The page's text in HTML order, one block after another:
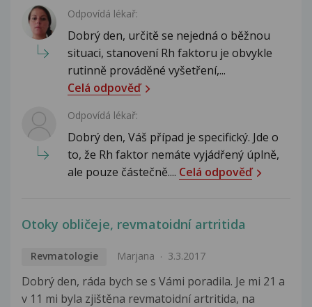
Odpovídá lékař:
Dobrý den, určitě se nejedná o běžnou
situaci, stanovení Rh faktoru je obvykle
rutinně prováděné vyšetření,...
Celá odpověď
Odpovídá lékař:
Dobrý den, Váš případ je specifický. Jde o
to, že Rh faktor nemáte vyjádřený úplně,
ale pouze částečně.... Celá odpověď
Otoky obličeje, revmatoidní artritida
Revmatologie Marjana 3.3.2017
Dobrý den, ráda bych se s Vámi poradila. Je mi 21 a
v 11 mi byla zjištěna revmatoidní artritida, na